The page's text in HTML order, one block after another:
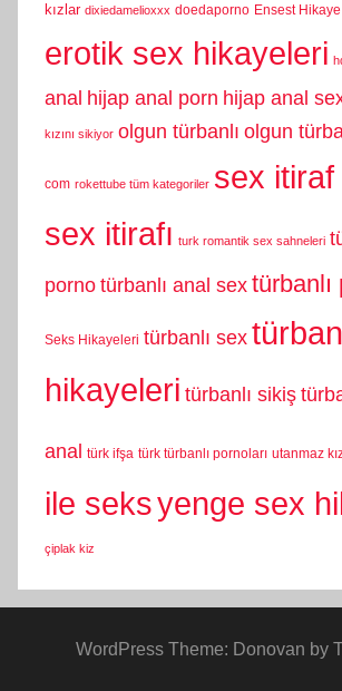
kızlar dixiedamelioxxx doedaporno Ensest Hikaye
erotik sex hikayeleri
anal hijap anal porn hijap anal
kızını sikiyor olgun türbanlı olgun
com rokettube tüm kategoriler sex itiraf
sex itirafı turk romantik sex sahneleri
porno türbanlı anal sex türbanlı
Seks Hikayeleri türbanlı sex
hikayeleri türbanlı sikiş
anal türk ifşa türk türbanlı pornoları utanmaz
ile seksyenge sex
çiplak kiz
WordPress Theme: Donovan by